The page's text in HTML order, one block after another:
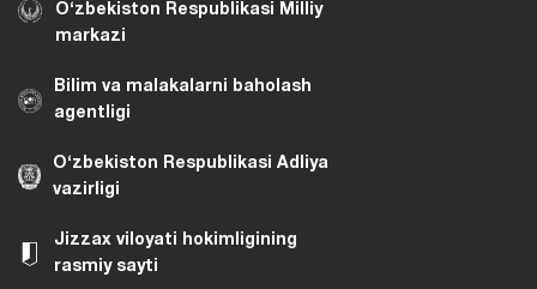
O‘zbekiston Respublikasi Milliy
markazi
Bilim va malakalarni baholash
agentligi
O‘zbekiston Respublikasi Adliya
vazirligi
Jizzax viloyati hokimligining
rasmiy sayti